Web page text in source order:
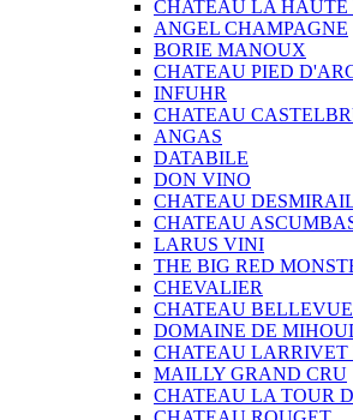
CHATEAU LA HAUTE
ANGEL CHAMPAGNE
BORIE MANOUX
CHATEAU PIED
INFUHR
CHATEAU
ANGAS
DATABILE
DON VINO
CHATEAU
CHATEAU
LARUS VINI
THE BIG RED
CHEVALIER
CHATEAU
DOMAINE DE
CHATEAU
MAILLY GRAND CRU
CHATEAU LA TOUR